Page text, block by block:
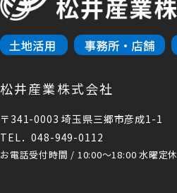
松井産業株式会社
〒341-0003 埼玉県三郷市彦成1-1
TEL．048-949-0112
お電話受付時間 / 10:00～18:00 水曜定休